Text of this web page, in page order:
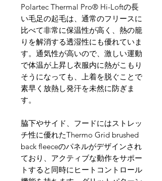
Polartec Thermal Pro® Hi-Loftの長
い毛足の起毛は、通常のフリースに
比べて非常に保温性が高く、熱の籠
りを解消する透湿性にも優れていま
す。通気性が高いので、激しい運動
で体温が上昇し衣服内に熱がこもり
そうになっても、上着を脱ぐことで
素早く放熱し発汗を未然に防ぎま
す。
脇下やサイド、フードにはストレッ
チ性に優れたThermo Grid brushed
back fleeceのパネルがデザインされ
ており、アクティブな動作をサポー
トすると同時にヒートコントロール